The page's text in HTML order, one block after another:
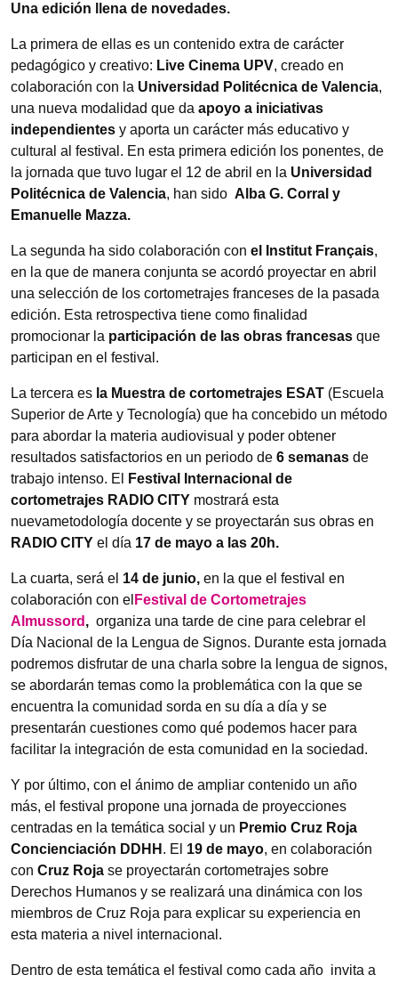
Una edición llena de novedades.
La primera de ellas es un contenido extra de carácter
pedagógico y creativo: Live Cinema UPV, creado en
colaboración con la Universidad Politécnica de Valencia,
una nueva modalidad que da apoyo a iniciativas
independientes y aporta un carácter más educativo y
cultural al festival. En esta primera edición los ponentes, de
la jornada que tuvo lugar el 12 de abril en la Universidad
Politécnica de Valencia, han sido Alba G. Corral y
Emanuelle Mazza.
La segunda ha sido colaboración con el Institut Français,
en la que de manera conjunta se acordó proyectar en abril
una selección de los cortometrajes franceses de la pasada
edición. Esta retrospectiva tiene como finalidad
promocionar la participación de las obras francesas que
participan en el festival.
La tercera es la Muestra de cortometrajes ESAT (Escuela
Superior de Arte y Tecnología) que ha concebido un método
para abordar la materia audiovisual y poder obtener
resultados satisfactorios en un periodo de 6 semanas de
trabajo intenso. El
Festival Internacional de
cortometrajes RADIO CITY mostrará esta
nuevametodología docente y se proyectarán sus obras en
RADIO CITY el día 17 de mayo a las 20h.
La cuarta, será el 14 de junio, en la que el festival en
colaboración con el Festival de Cortometrajes
Almussord , organiza una tarde de cine para celebrar el
Día Nacional de la Lengua de Signos. Durante esta jornada
podremos disfrutar de una charla sobre la lengua de signos,
se abordarán temas como la problemática con la que se
encuentra la comunidad sorda en su día a día y se
presentarán cuestiones como qué podemos hacer para
facilitar la integración de esta comunidad en la sociedad.
Y por último, con el ánimo de ampliar contenido un año
más, el festival propone una jornada de proyecciones
centradas en la temática social y un Premio Cruz Roja
Concienciación DDHH . El 19 de mayo, en colaboración
con Cruz Roja se proyectarán cortometrajes sobre
Derechos Humanos y se realizará una dinámica con los
miembros de Cruz Roja para explicar su experiencia en
esta materia a nivel internacional.
Dentro de esta temática el festival como cada año invita a